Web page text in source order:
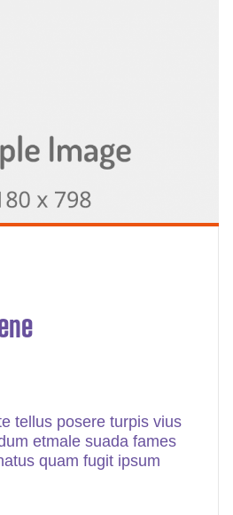
tellus posere turpis vius
etmale suada fames
quam fugit ipsum